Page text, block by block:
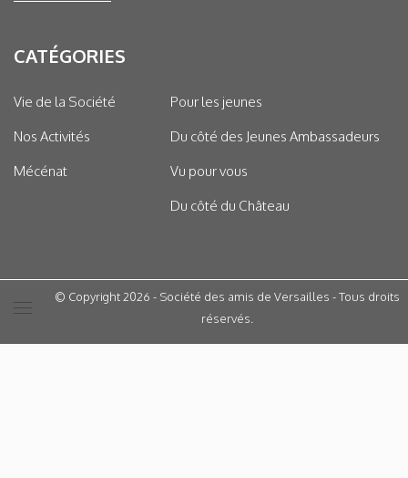
CATÉGORIES
Vie de la Société
Nos Activités
Mécénat
Pour les jeunes
Du côté des Jeunes Ambassadeurs
Vu pour vous
Du côté du Château
© Copyright 2026 - Société des amis de Versailles - Tous droits
réservés.